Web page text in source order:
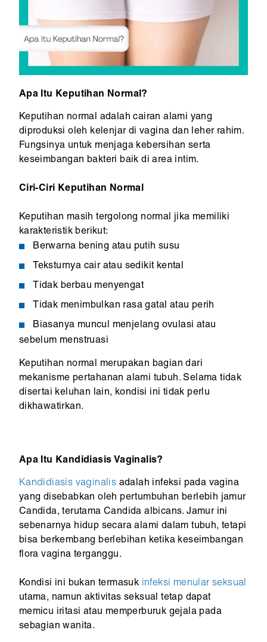
Apa Itu Keputihan Normal?
Keputihan normal adalah cairan alami yang
diproduksi oleh kelenjar di vagina dan leher rahim.
Fungsinya untuk menjaga kebersihan serta
keseimbangan bakteri baik di area intim.
Ciri-Ciri Keputihan Normal
Keputihan masih tergolong normal jika memiliki
karakteristik berikut:
Berwarna bening atau putih susu
Teksturnya cair atau sedikit kental
Tidak berbau menyengat
Tidak menimbulkan rasa gatal atau perih
Biasanya muncul menjelang ovulasi atau
sebelum menstruasi
Keputihan normal merupakan bagian dari
mekanisme pertahanan alami tubuh. Selama tidak
disertai keluhan lain, kondisi ini tidak perlu
dikhawatirkan.
Apa Itu Kandidiasis Vaginalis?
Kandidiasis vaginalis adalah infeksi pada vagina
yang disebabkan oleh pertumbuhan berlebih jamur
Candida, terutama Candida albicans. Jamur ini
sebenarnya hidup secara alami dalam tubuh, tetapi
bisa berkembang berlebihan ketika keseimbangan
flora vagina terganggu.
Kondisi ini bukan termasuk infeksi menular seksual
utama, namun aktivitas seksual tetap dapat
memicu iritasi atau memperburuk gejala pada
sebagian wanita.